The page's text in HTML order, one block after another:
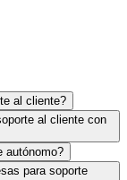
al cliente?
al cliente con
autónomo?
para soporte